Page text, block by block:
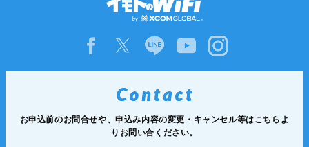
お申込前のお問合せや、申込み内容の変更・キャンセル等はこちらよ
りお問い合ください。